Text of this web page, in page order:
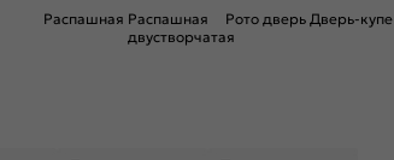
Распашная Распашная
двустворчатая
Рото дверь Дверь-купе